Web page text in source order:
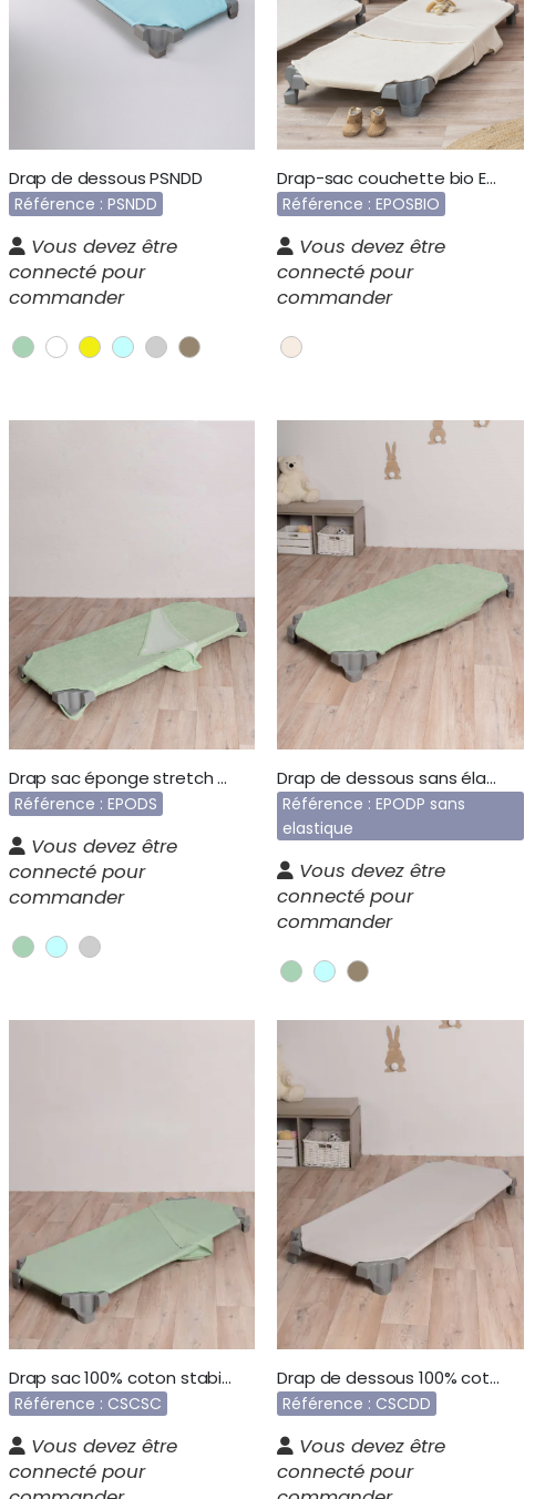
Drap de dessous PSNDD
Référence : PSNDD
Vous devez être
connecté pour
commander
Drap-sac couchette bio EPOSBIO
Référence : EPOSBIO
Vous devez être
connecté pour
commander
Drap sac éponge stretch EPODS
Référence : EPODS
Vous devez être
connecté pour
commander
Drap de dessous sans élastique EPODP
Référence : EPODP sans
elastique
Vous devez être
connecté pour
commander
Drap sac 100% coton stabilisé CSCSC
Référence : CSCSC
Vous devez être
connecté pour
Drap de dessous 100% coton stabilisé CSCDD
Référence : CSCDD
Vous devez être
connecté pour